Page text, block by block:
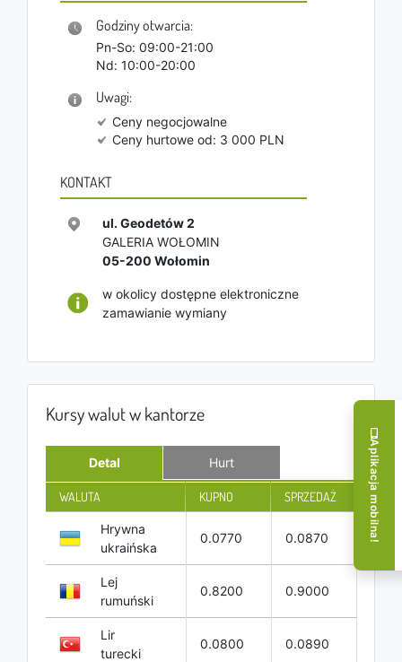
Godziny otwarcia:
Pn-So: 09:00-21:00
Nd: 10:00-20:00
Uwagi:
Ceny negocjowalne
Ceny hurtowe od: 3 000 PLN
KONTAKT
ul. Geodetów 2
GALERIA WOŁOMIN
05-200 Wołomin
w okolicy dostępne elektroniczne
zamawianie wymiany
Kursy walut w kantorze
Detal Hurt
WALUTA KUPNO SPRZEDAŻ
Hrywna
ukraińska
0.0770 0.0870
Lej
rumuński
0.8200 0.9000
Lir
turecki
0.0800 0.0890
Aplikacja mobilna!